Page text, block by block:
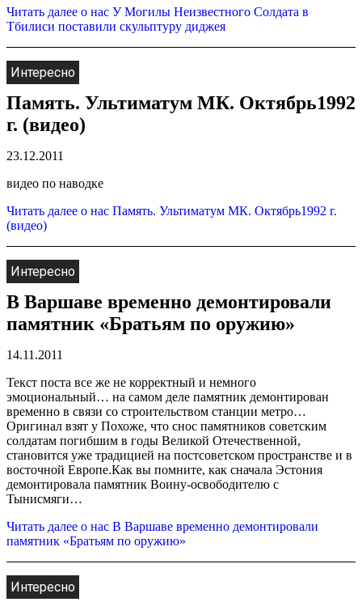
Читать далее о нас У Могилы Неизвестного Солдата в
Тбилиси поставили скульптуру диджея
Интересно
Память. Ультиматум МК. Октябрь1992
г. (видео)
23.12.2011
видео по наводке
Читать далее о нас Память. Ультиматум МК. Октябрь1992 г.
(видео)
Интересно
В Варшаве временно демонтировали
памятник «Братьям по оружию»
14.11.2011
Текст поста все же не корректный и немного
эмоциональный… на самом деле памятник демонтирован
временно в связи со строительством станции метро…
Оригинал взят у Похоже, что снос памятников советским
солдатам погибшим в годы Великой Отечественной,
становится уже традицией на постсоветском пространстве и в
восточной Европе.Как вы помните, как сначала Эстония
демонтировала памятник Воину-освободителю с
Тынисмяги…
Читать далее о нас В Варшаве временно демонтировали
памятник «Братьям по оружию»
Интересно